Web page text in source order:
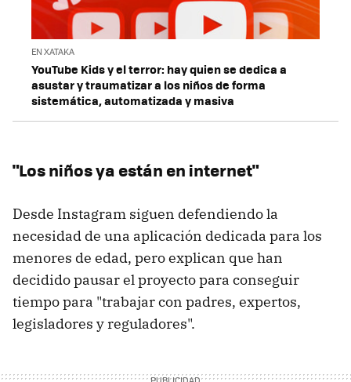
EN XATAKA
YouTube Kids y el terror: hay quien se dedica a
asustar y traumatizar a los niños de forma
sistemática, automatizada y masiva
"Los niños ya están en internet"
Desde Instagram siguen defendiendo la
necesidad de una aplicación dedicada para los
menores de edad, pero explican que han
decidido pausar el proyecto para conseguir
tiempo para "trabajar con padres, expertos,
legisladores y reguladores".